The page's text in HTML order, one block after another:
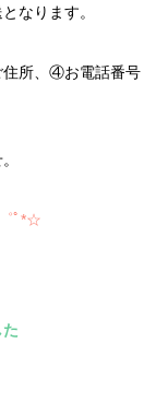
なります。
所、④お電話番号
ﾟ*☆